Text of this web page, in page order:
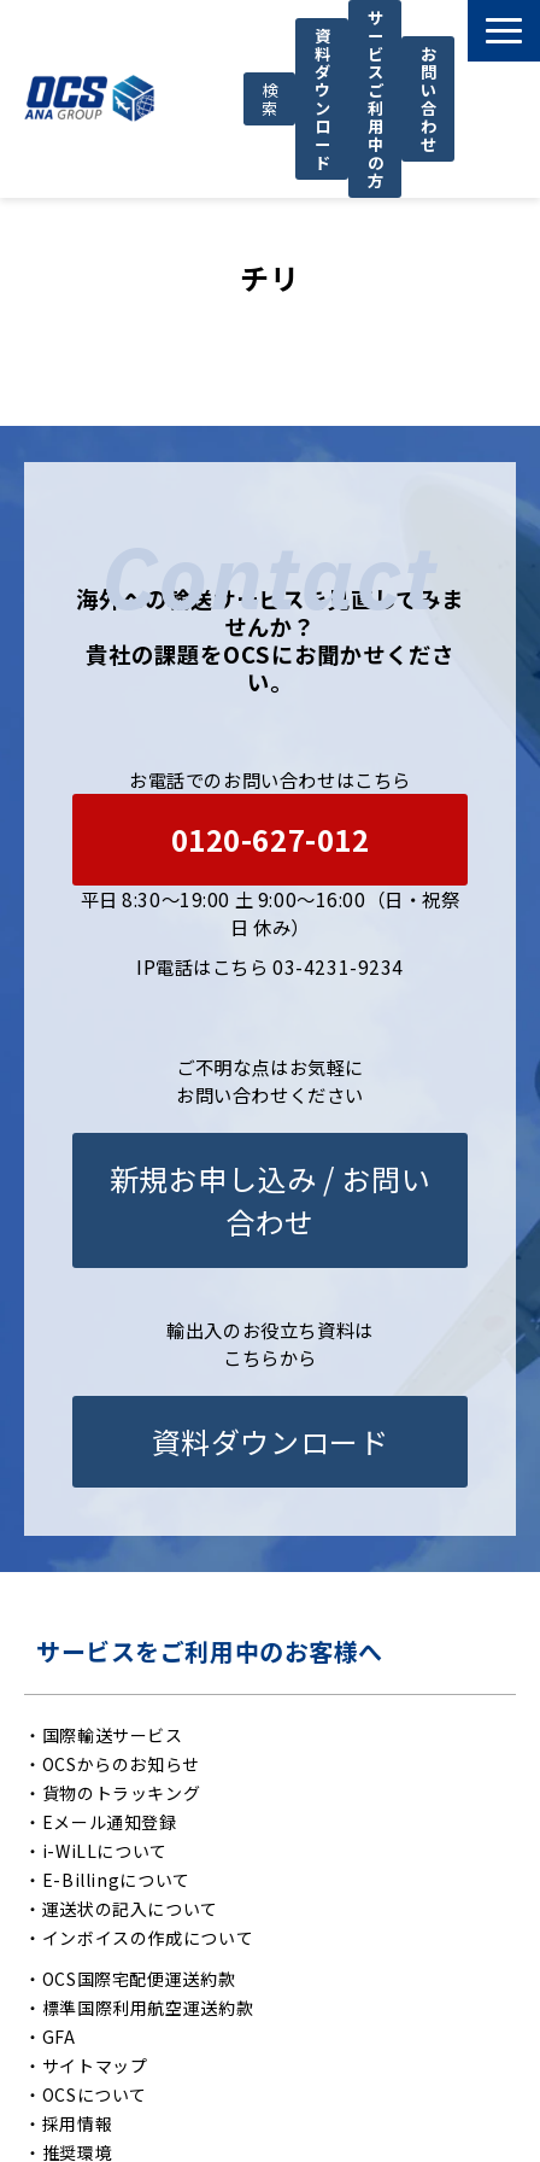
検
索
資
料
ダ
ウ
ン
ロ
ー
ド
サ
ー
ビ
ス
ご
利
用
中
の
方
お
問
い
合
わ
せ
OCSが選ばれる理由
チリ
Contact
海外への輸送サービスを見直してみま
せんか？
貴社の課題をOCSにお聞かせくださ
い。
お電話でのお問い合わせはこちら
0120-627-012
平日 8:30〜19:00 土 9:00〜16:00（日・祝祭
日 休み）
IP電話はこちら 03-4231-9234
ご不明な点はお気軽に
お問い合わせください
新規お申し込み / お問い
合わせ
輸出入のお役立ち資料は
こちらから
資料ダウンロード
サービスをご利用中のお客様へ
・ 国際輸送サービス
・ OCSからのお知らせ
・ 貨物のトラッキング
・ Eメール通知登録
・ i-WiLLについて
・ E-Billingについて
・ 運送状の記入について
・ インボイスの作成について
・ OCS国際宅配便運送約款
・ 標準国際利用航空運送約款
・ GFA
・ サイトマップ
・ OCSについて
・ 採用情報
・ 推奨環境